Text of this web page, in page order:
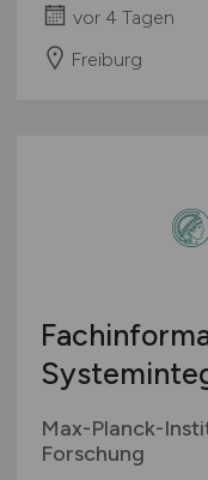
vor 4 Tagen
Freiburg
Max-Planck-
Forschung